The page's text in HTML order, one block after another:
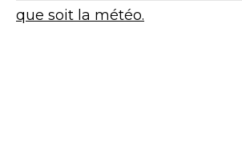
que soit la météo.